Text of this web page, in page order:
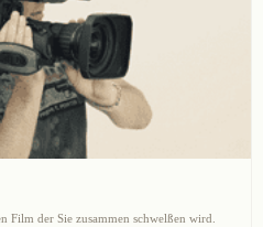
Film der Sie zusammen schwelßen wird.